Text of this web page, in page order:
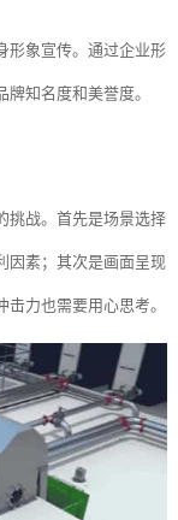
形象宣传。通过企业形
知名度和美誉度。
挑战。首先是场景选择
因素；其次是画面呈现
力也需要用心思考。